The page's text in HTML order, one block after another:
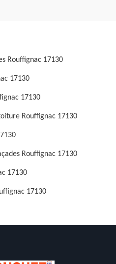
Rouffignac 17130
17130
17130
Rouffignac 17130
Rouffignac 17130
17130
17130